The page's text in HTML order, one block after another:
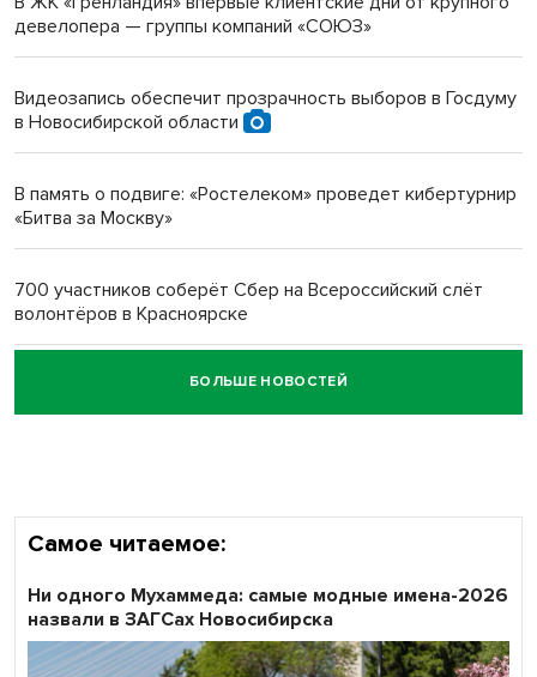
Инвалид получил условный срок за избиение врачей
Новосибирский преподаватель с женой вошли в топ-16
Обновлённое отделение ВТБ открылось в Искитиме
девелопера — группы компаний «СОЮЗ»
Видеозапись обеспечит прозрачность выборов в Госдуму
в Новосибирской области
В память о подвиге: «Ростелеком» проведет кибертурнир
«Битва за Москву»
700 участников соберёт Сбер на Всероссийский слёт
волонтёров в Красноярске
Честный выбор: видеонаблюдение обеспечит
объективность результатов ЕДГ в Новосибирской
БОЛЬШЕ НОВОСТЕЙ
Самое читаемое:
Ни одного Мухаммеда: самые модные имена-2026
назвали в ЗАГСах Новосибирска